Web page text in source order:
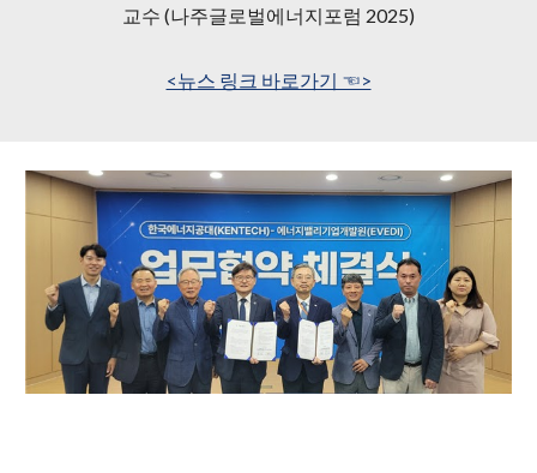
교수 (나주글로벌에너지포럼 2025)
<뉴스 링크 바로가기 ☜>